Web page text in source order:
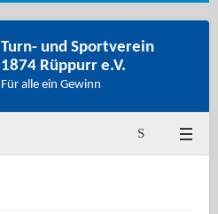
Turn- und Sportverein
1874 Rüppurr e.V.
Für alle ein Gewinn